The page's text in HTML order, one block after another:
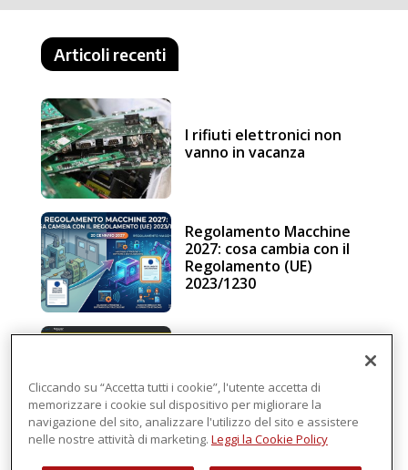
Articoli recenti
I rifiuti elettronici non
vanno in vacanza
Regolamento Macchine
2027: cosa cambia con il
Regolamento (UE)
2023/1230
intelligenza in cloud
Cliccando su “Accetta tutti i cookie”, l'utente accetta di
memorizzare i cookie sul dispositivo per migliorare la
navigazione del sito, analizzare l'utilizzo del sito e assistere
nelle nostre attività di marketing. Leggi la Cookie Policy